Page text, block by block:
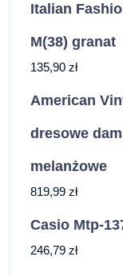
Italian
M(38) granat
135,90 zł
American
dresowe
melanżowe
819,99 zł
Casio Mtp-
246,79 zł